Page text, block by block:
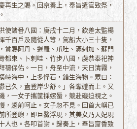
再生之賜。回京奏上，奉旨遣官致祭，
使諸番八國：庚戌十二月，欽差太監楊
千百戶及隨從人等，駕船大小三十隻，
賞賜阿丹、暹羅、爪哇、滿剌加、蘇門
都束、卜剌哇、竹步八國，虔恭奉祀神
禱保佑。一日，舟至中流，天日清霧，
峙海中，上多怪石，錯生海物。眾曰：
已久，盍登岸少舒。」各奪磴而上。又
，一女子攜筐採螺蜃，競赴磯迫視之。
，趨前呵止。女子忽不見。回首大嶼已
所登嶼，即巨鰲浮現，其美女乃天妃現
人也。各叩首謝。歸奏上，奉旨齎香致